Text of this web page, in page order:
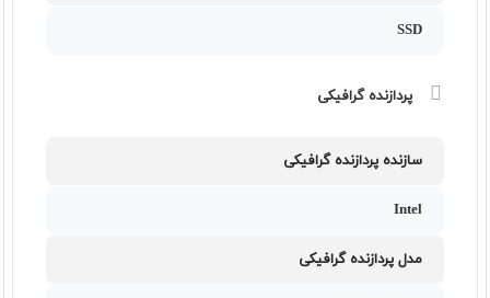
SSD
پردازنده گرافیکی
سازنده پردازنده گرافیکی
Intel
مدل پردازنده گرافیکی